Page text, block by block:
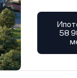
58